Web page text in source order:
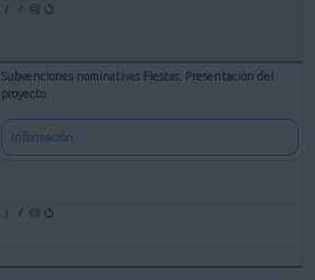
Subvenciones nominativas Fiestas: Presentación del
proyecto
Información